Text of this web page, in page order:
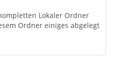
Lokaler Ordner
Ordner einiges abgelegt